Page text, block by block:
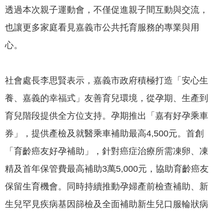
抗
節
水
站
導
覽
回
頁
English
透過本次親子運動會，不僅促進親子間互動與交流，
也讓更多家庭看見嘉義市公共托育服務的專業與用
心。
社會處長李思賢表示，嘉義市政府積極打造「安心生
養、嘉義的幸福式」友善育兒環境，從孕期、生產到
育兒階段提供全方位支持。孕期推出「嘉有好孕乘車
券」，提供產檢及就醫乘車補助最高4,500元。首創
「育齡癌友好孕補助」，針對癌症治療所需凍卵、凍
精及首年保管費最高補助3萬5,000元，協助育齡癌友
保留生育機會。同時持續推動孕婦產前檢查補助、新
生兒罕見疾病基因篩檢及全面補助新生兒口服輪狀病